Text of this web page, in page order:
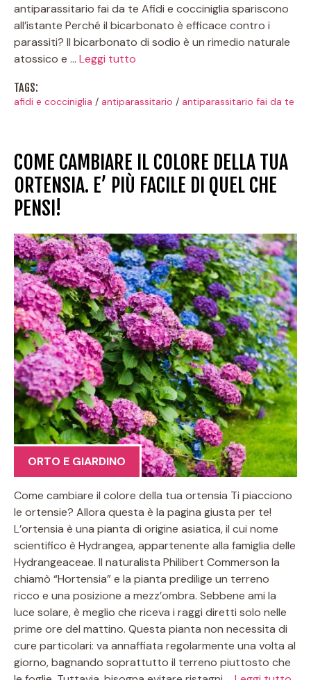
antiparassitario fai da te Afidi e cocciniglia spariscono
all’istante Perché il bicarbonato è efficace contro i
parassiti? Il bicarbonato di sodio è un rimedio naturale
atossico e … Leggi tutto
TAGS:
afidi e cocciniglia / antiparassitario / antiparassitario fai da te
COME CAMBIARE IL COLORE DELLA TUA
ORTENSIA. E’ PIÙ FACILE DI QUEL CHE
PENSI!
ORTO E GIARDINO
Come cambiare il colore della tua ortensia Ti piacciono
le ortensie? Allora questa è la pagina giusta per te!
L’ortensia è una pianta di origine asiatica, il cui nome
scientifico è Hydrangea, appartenente alla famiglia delle
Hydrangeaceae. Il naturalista Philibert Commerson la
chiamò “Hortensia” e la pianta predilige un terreno
ricco e una posizione a mezz’ombra. Sebbene ami la
luce solare, è meglio che riceva i raggi diretti solo nelle
prime ore del mattino. Questa pianta non necessita di
cure particolari: va annaffiata regolarmente una volta al
giorno, bagnando soprattutto il terreno piuttosto che